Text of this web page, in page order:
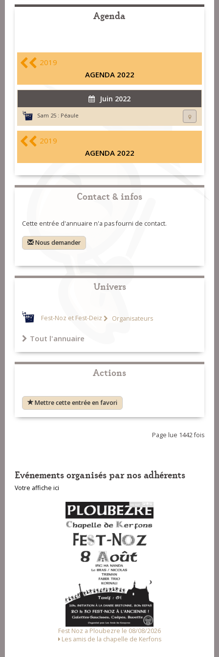
Agenda
2019
AGENDA 2022
Juin 2022
Sam 25 : Péaule
2019
AGENDA 2022
Contact & infos
Cette entrée d'annuaire n'a pas fourni de contact.
Nous demander
Univers
Fest-Noz et Fest-Deiz Organisateurs
Tout l'annuaire
Actions
Mettre cette entrée en favori
Page lue 1442 fois
Evénements organisés par nos adhérents
Votre affiche ici
Fest Noz a Ploubezre le 08/08/2026
Les amis de la chapelle de Kerfons